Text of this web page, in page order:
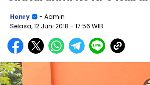
Henry
- Admin
Selasa, 12 Juni 2018 - 17:56 WIB